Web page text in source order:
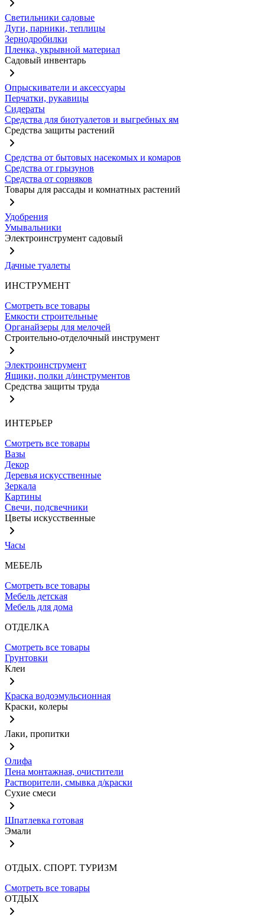
Светильники садовые
Дуги, парники, теплицы
Зернодробилки
Пленка, укрывной материал
Садовый инвентарь
Опрыскиватели и аксессуары
Перчатки, рукавицы
Сидераты
Средства для биотуалетов и выгребных ям
Средства защиты растений
Средства от бытовых насекомых и комаров
Средства от грызунов
Средства от сорняков
Товары для рассады и комнатных растений
Удобрения
Умывальники
Электроинструмент садовый
Дачные туалеты
ИНСТРУМЕНТ
Смотреть все товары
Емкости строительные
Органайзеры для мелочей
Строительно-отделочный инструмент
Электроинструмент
Ящики, полки д/инструментов
Средства защиты труда
ИНТЕРЬЕР
Смотреть все товары
Вазы
Декор
Деревья искусственные
Зеркала
Картины
Свечи, подсвечники
Цветы искусственные
Часы
МЕБЕЛЬ
Смотреть все товары
Мебель детская
Мебель для дома
ОТДЕЛКА
Смотреть все товары
Грунтовки
Клеи
Краска водоэмульсионная
Краски, колеры
Лаки, пропитки
Олифа
Пена монтажная, очистители
Растворители, смывка д/краски
Сухие смеси
Шпатлевка готовая
Эмали
ОТДЫХ. СПОРТ. ТУРИЗМ
Смотреть все товары
ОТДЫХ